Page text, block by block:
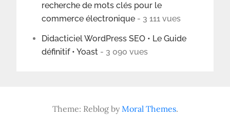
recherche de mots clés pour le
commerce électronique - 3 111 vues
Didacticiel WordPress SEO • Le Guide
définitif • Yoast - 3 090 vues
Theme: Reblog byMoral Themes.